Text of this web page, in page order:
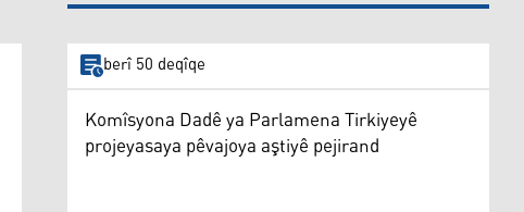
berî 50 deqîqe
Komîsyona Dadê ya Parlamena Tirkiyeyê
projeyasaya pêvajoya aştiyê pejirand